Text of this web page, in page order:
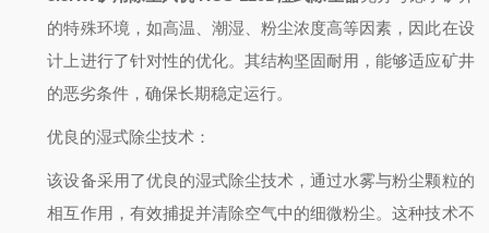
的特殊环境，如高温、潮湿、粉尘浓度高等因素，因此在设
计上进行了针对性的优化。其结构坚固耐用，能够适应矿井
的恶劣条件，确保长期稳定运行。
优良的湿式除尘技术 ：
该设备采用了优良的湿式除尘技术，通过水雾与粉尘颗粒的
相互作用，有效捕捉并清除空气中的细微粉尘。这种技术不